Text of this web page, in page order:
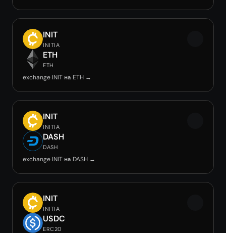
INIT
INITIA
ETH
ETH
exchange INIT на ETH →
INIT
INITIA
DASH
DASH
exchange INIT на DASH →
INIT
INITIA
USDC
ERC20